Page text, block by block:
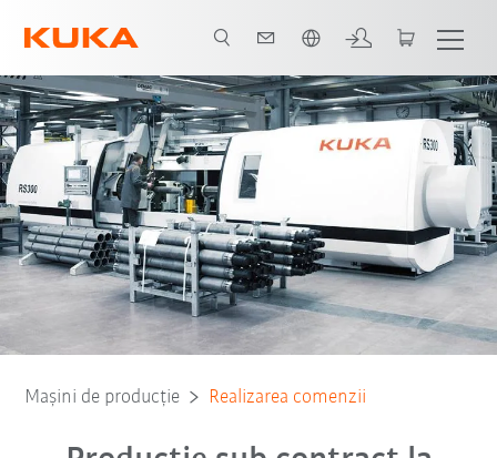
Mașini de producție Realizarea comenzii